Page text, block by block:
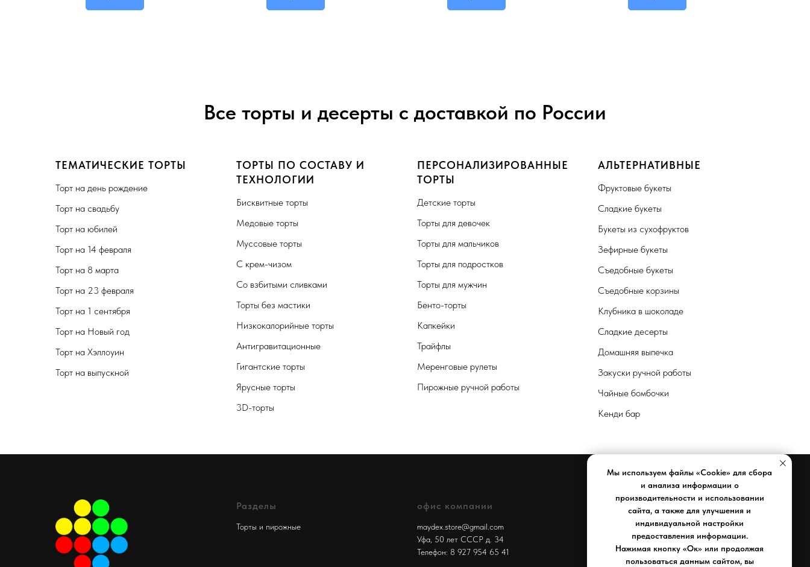
Мы используем файлы «Cookie» для сбора
и анализа информации о
производительности и использовании
сайта, а также для улучшения и
индивидуальной настройки
предоставления информации.
Нажимая кнопку «Ок» или продолжая
пользоваться данным сайтом, вы
Все торты и десерты с доставкой по России
ТЕМАТИЧЕСКИЕ ТОРТЫ
Торт на день рождение
Торт на свадьбу
Торт на юбилей
Торт на 14 февраля
Торт на 8 марта
Торт на 23 февраля
Торт на 1 сентября
Торт на Новый год
Торт на Хэллоуин
Торт на выпускной
ТОРТЫ ПО СОСТАВУ И
ТЕХНОЛОГИИ
Бисквитные торты
Медовые торты
Муссовые торты
С крем-чизом
Со взбитыми сливками
Торты без мастики
Низкокалорийные торты
Антигравитационные
Гигантские торты
Ярусные торты
3D-торты
ПЕРСОНАЛИЗИРОВАННЫЕ
ТОРТЫ
Детские торты
Торты для девочек
Торты для мальчиков
Торты для подростков
Торты для мужчин
Бенто-торты
Капкейки
Трайфлы
Меренговые рулеты
Пирожные ручной работы
АЛЬТЕРНАТИВНЫЕ
Фруктовые букеты
Сладкие букеты
Букеты из сухофруктов
Зефирные букеты
Съедобные букеты
Съедобные корзины
Клубника в шоколаде
Сладкие десерты
Домашняя выпечка
Закуски ручной работы
Чайные бомбочки
Кенди бар
Разделы
Торты и пирожные
офис компании
maydex.store@gmail.com
Уфа, 50 лет СССР д. 34
Телефон: 8 927 954 65 41
Документы
Реквизиты компании
Политика конфиденциальности
Договор оферты